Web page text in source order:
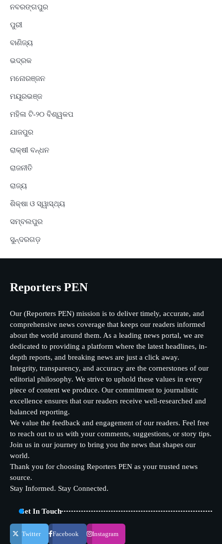
ନବରଙ୍ଗପୁର
ପୁରୀ
ବାଣିଜ୍ୟ
ଭଦ୍ରକ
ମନୋରଞ୍ଜନ
ମୟୂରଭଞ୍ଜ
ମହିଳା ଟି-୨୦ ବିଶ୍ୱକପ
ଯାଜପୁର
ରାକ୍ଷୀ ବନ୍ଧନ
ରାଜନୀତି
ରାଜ୍ୟ
ଶିକ୍ଷା ଓ ସ୍ୱାସ୍ଥ୍ୟ
ସମ୍ବଲପୁର
ସୁନ୍ଦରଗଡ଼
Reporters PEN
Our (Reporters PEN) mission is to deliver timely, accurate, and
comprehensive news coverage that keeps our readers informed
about the world around them. As a leading news portal, we are
dedicated to providing a platform where the latest headlines, in-
depth reports, and breaking news are just a click away.
Integrity, transparency, and accuracy are the cornerstones of our
editorial philosophy. We strive to uphold these values in every
piece of content we produce. Our commitment to journalistic
excellence ensures that our readers receive well-researched and
balanced reporting.
We value the feedback and engagement of our readers. Feel free
to reach out to us with your comments, suggestions, or story tips.
Join us in our journey to bring you the news that shapes our
world.
Thank you for choosing Reporters PEN as your trusted news
source.
Stay Informed. Stay Connected.
Get In Touch
Twitter Facebook Instagram